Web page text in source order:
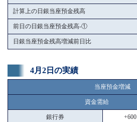
計算上の日銀当座預金残高
前日の日銀当座預金残高-①
日銀当座預金残高増減前日比
4月2日の実績
当座預金増減
資金需給
銀行券 +600